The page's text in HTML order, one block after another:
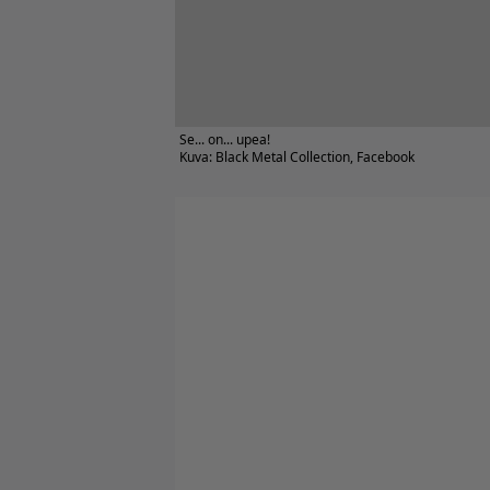
Se... on... upea!
Kuva: Black Metal Collection, Facebook